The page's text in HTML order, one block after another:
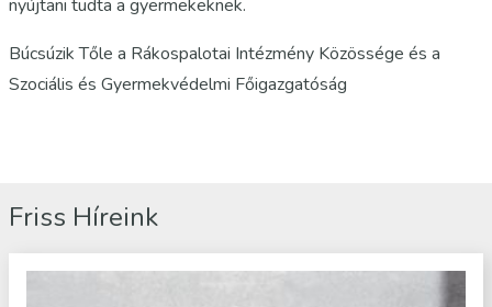
nyújtani tudta a gyermekeknek.
Búcsúzik Tőle a Rákospalotai Intézmény Közössége és a
Szociális és Gyermekvédelmi Főigazgatóság
Friss Híreink